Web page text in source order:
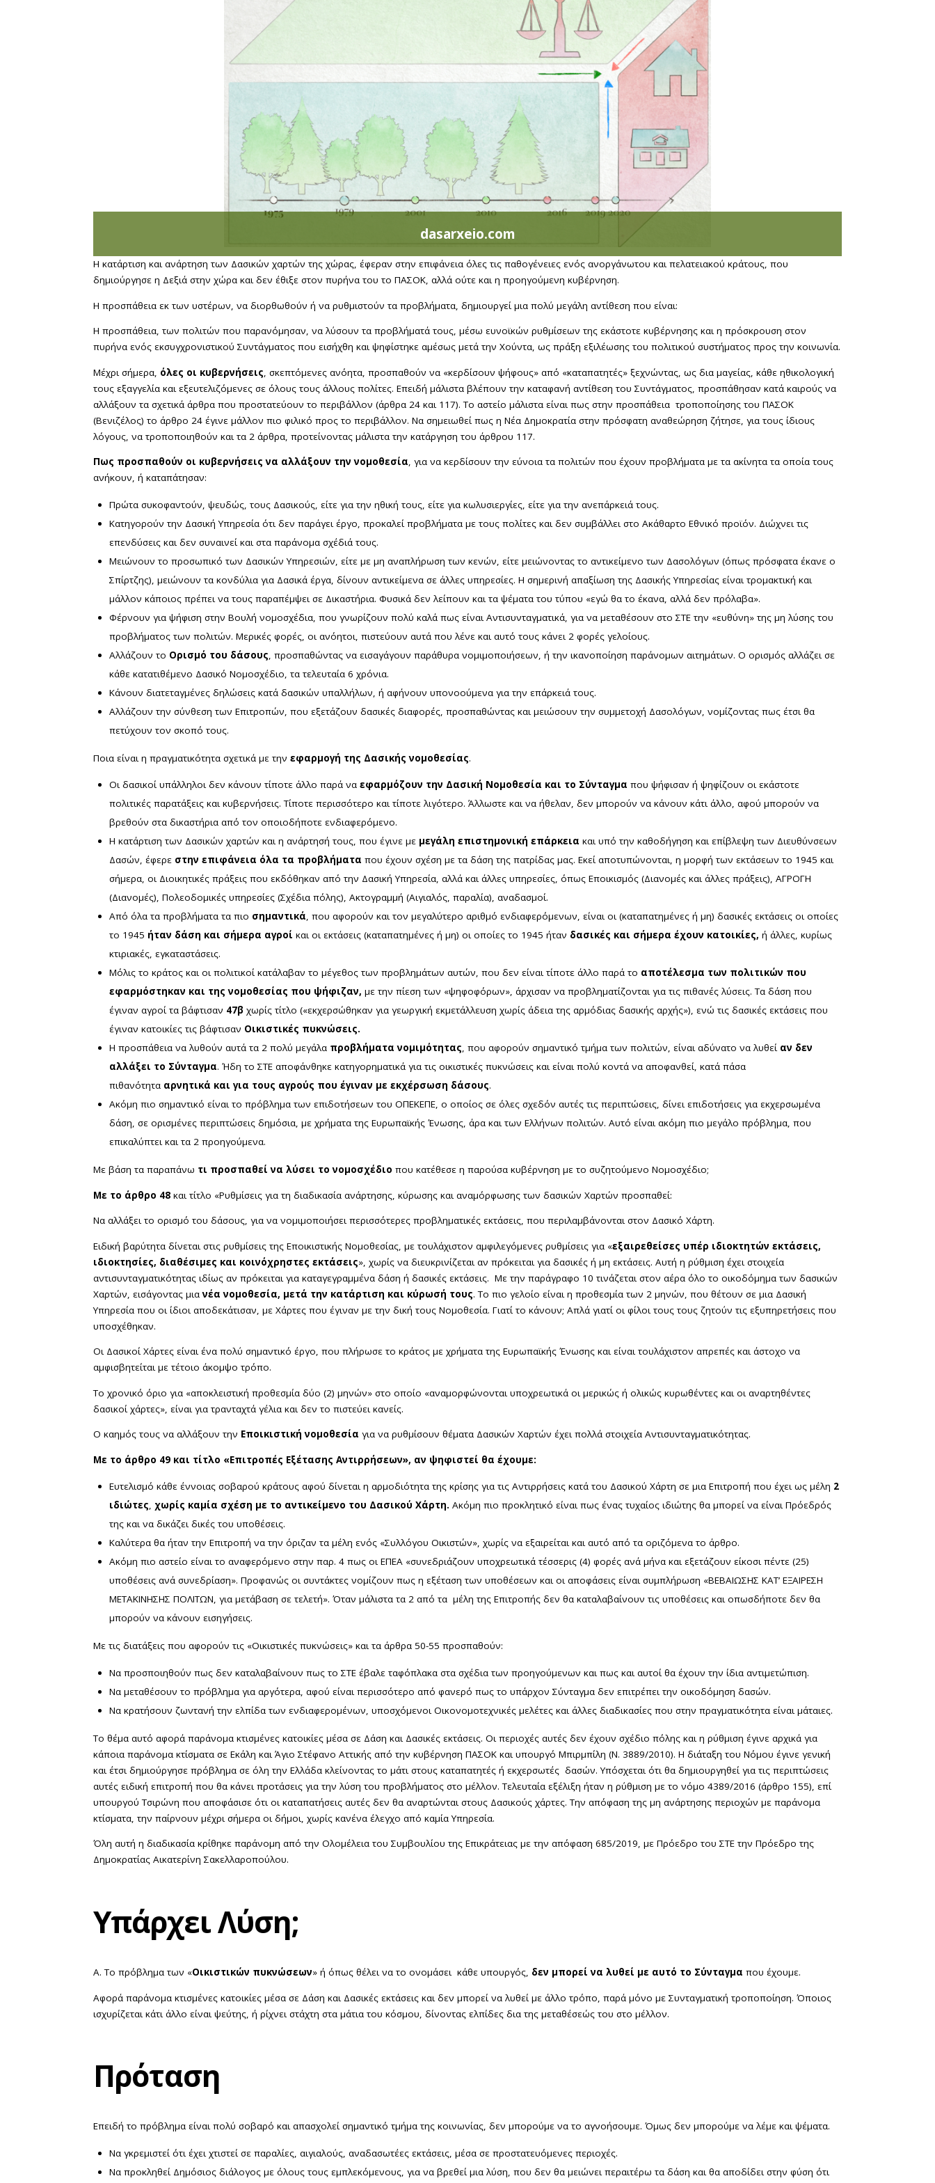
dasarxeio.com
Η κατάρτιση και ανάρτηση των Δασικών χαρτών της χώρας, έφεραν στην επιφάνεια όλες τις παθογένειες ενός ανοργάνωτου και πελατειακού κράτους, που
δημιούργησε η Δεξιά στην χώρα και δεν έθιξε στον πυρήνα του το ΠΑΣΟΚ, αλλά ούτε και η προηγούμενη κυβέρνηση.
Η προσπάθεια εκ των υστέρων, να διορθωθούν ή να ρυθμιστούν τα προβλήματα, δημιουργεί μια πολύ μεγάλη αντίθεση που είναι:
Η προσπάθεια, των πολιτών που παρανόμησαν, να λύσουν τα προβλήματά τους, μέσω ευνοϊκών ρυθμίσεων της εκάστοτε κυβέρνησης και η πρόσκρουση στον
πυρήνα ενός εκσυγχρονιστικού Συντάγματος που εισήχθη και ψηφίστηκε αμέσως μετά την Χούντα, ως πράξη εξιλέωσης του πολιτικού συστήματος προς την κοινωνία.
Μέχρι σήμερα, όλες οι κυβερνήσεις, σκεπτόμενες ανόητα, προσπαθούν να «κερδίσουν ψήφους» από «καταπατητές» ξεχνώντας, ως δια μαγείας, κάθε ηθικολογική
τους εξαγγελία και εξευτελιζόμενες σε όλους τους άλλους πολίτες. Επειδή μάλιστα βλέπουν την καταφανή αντίθεση του Συντάγματος, προσπάθησαν κατά καιρούς να
αλλάξουν τα σχετικά άρθρα που προστατεύουν το περιβάλλον (άρθρα 24 και 117). Το αστείο μάλιστα είναι πως στην προσπάθεια τροποποίησης του ΠΑΣΟΚ
(Βενιζέλος) το άρθρο 24 έγινε μάλλον πιο φιλικό προς το περιβάλλον. Να σημειωθεί πως η Νέα Δημοκρατία στην πρόσφατη αναθεώρηση ζήτησε, για τους ίδιους
λόγους, να τροποποιηθούν και τα 2 άρθρα, προτείνοντας μάλιστα την κατάργηση του άρθρου 117.
Πως προσπαθούν οι κυβερνήσεις να αλλάξουν την νομοθεσία, για να κερδίσουν την εύνοια τα πολιτών που έχουν προβλήματα με τα ακίνητα τα οποία τους
ανήκουν, ή καταπάτησαν:
Πρώτα συκοφαντούν, ψευδώς, τους Δασικούς, είτε για την ηθική τους, είτε για κωλυσιεργίες, είτε για την ανεπάρκειά τους.
Κατηγορούν την Δασική Υπηρεσία ότι δεν παράγει έργο, προκαλεί προβλήματα με τους πολίτες και δεν συμβάλλει στο Ακάθαρτο Εθνικό προϊόν. Διώχνει τις
επενδύσεις και δεν συναινεί και στα παράνομα σχέδιά τους.
Μειώνουν το προσωπικό των Δασικών Υπηρεσιών, είτε με μη αναπλήρωση των κενών, είτε μειώνοντας το αντικείμενο των Δασολόγων (όπως πρόσφατα έκανε ο
Σπίρτζης), μειώνουν τα κονδύλια για Δασικά έργα, δίνουν αντικείμενα σε άλλες υπηρεσίες. Η σημερινή απαξίωση της Δασικής Υπηρεσίας είναι τρομακτική και
μάλλον κάποιος πρέπει να τους παραπέμψει σε Δικαστήρια. Φυσικά δεν λείπουν και τα ψέματα του τύπου «εγώ θα το έκανα, αλλά δεν πρόλαβα».
Φέρνουν για ψήφιση στην Βουλή νομοσχέδια, που γνωρίζουν πολύ καλά πως είναι Αντισυνταγματικά, για να μεταθέσουν στο ΣΤΕ την «ευθύνη» της μη λύσης του
προβλήματος των πολιτών. Μερικές φορές, οι ανόητοι, πιστεύουν αυτά που λένε και αυτό τους κάνει 2 φορές γελοίους.
Αλλάζουν το Ορισμό του δάσους, προσπαθώντας να εισαγάγουν παράθυρα νομιμοποιήσεων, ή την ικανοποίηση παράνομων αιτημάτων. Ο ορισμός αλλάζει σε
κάθε κατατιθέμενο Δασικό Νομοσχέδιο, τα τελευταία 6 χρόνια.
Κάνουν διατεταγμένες δηλώσεις κατά δασικών υπαλλήλων, ή αφήνουν υπονοούμενα για την επάρκειά τους.
Αλλάζουν την σύνθεση των Επιτροπών, που εξετάζουν δασικές διαφορές, προσπαθώντας και μειώσουν την συμμετοχή Δασολόγων, νομίζοντας πως έτσι θα
πετύχουν τον σκοπό τους.
Ποια είναι η πραγματικότητα σχετικά με τηνεφαρμογή της Δασικής νομοθεσίας.
Οι δασικοί υπάλληλοι δεν κάνουν τίποτε άλλο παρά να εφαρμόζουν την Δασική Νομοθεσία και το Σύνταγμα που ψήφισαν ή ψηφίζουν οι εκάστοτε
πολιτικές παρατάξεις και κυβερνήσεις. Τίποτε περισσότερο και τίποτε λιγότερο. Άλλωστε και να ήθελαν, δεν μπορούν να κάνουν κάτι άλλο, αφού μπορούν να
βρεθούν στα δικαστήρια από τον οποιοδήποτε ενδιαφερόμενο.
Η κατάρτιση των Δασικών χαρτών και η ανάρτησή τους, που έγινε με μεγάλη επιστημονική επάρκεια και υπό την καθοδήγηση και επίβλεψη των Διευθύνσεων
Δασών, έφερε στην επιφάνεια όλα τα προβλήματα που έχουν σχέση με τα δάση της πατρίδας μας. Εκεί αποτυπώνονται, η μορφή των εκτάσεων το 1945 και
σήμερα, οι Διοικητικές πράξεις που εκδόθηκαν από την Δασική Υπηρεσία, αλλά και άλλες υπηρεσίες, όπως Εποικισμός (Διανομές και άλλες πράξεις), ΑΓΡΟΓΗ
(Διανομές), Πολεοδομικές υπηρεσίες (Σχέδια πόλης), Ακτογραμμή (Αιγιαλός, παραλία), αναδασμοί.
Από όλα τα προβλήματα τα πιο σημαντικά, που αφορούν και τον μεγαλύτερο αριθμό ενδιαφερόμενων, είναι οι (καταπατημένες ή μη) δασικές εκτάσεις οι οποίες
το 1945 ήταν δάση και σήμερα αγροί και οι εκτάσεις (καταπατημένες ή μη) οι οποίες το 1945 ήταν δασικές και σήμερα έχουν κατοικίες, ή άλλες, κυρίως
κτιριακές, εγκαταστάσεις.
Μόλις το κράτος και οι πολιτικοί κατάλαβαν το μέγεθος των προβλημάτων αυτών, που δεν είναι τίποτε άλλο παρά το αποτέλεσμα των πολιτικών που
εφαρμόστηκαν και της νομοθεσίας που ψήφιζαν, με την πίεση των «ψηφοφόρων», άρχισαν να προβληματίζονται για τις πιθανές λύσεις. Τα δάση που
έγιναν αγροί τα βάφτισαν 47β χωρίς τίτλο («εκχερσώθηκαν για γεωργική εκμετάλλευση χωρίς άδεια της αρμόδιας δασικής αρχής»), ενώ τις δασικές εκτάσεις που
έγιναν κατοικίες τις βάφτισαν Οικιστικές πυκνώσεις.
Η προσπάθεια να λυθούν αυτά τα 2 πολύ μεγάλα προβλήματα νομιμότητας, που αφορούν σημαντικό τμήμα των πολιτών, είναι αδύνατο να λυθεί αν δεν
αλλάξει το Σύνταγμα. Ήδη το ΣΤΕ αποφάνθηκε κατηγορηματικά για τις οικιστικές πυκνώσεις και είναι πολύ κοντά να αποφανθεί, κατά πάσα
πιθανότητα αρνητικά και για τους αγρούς που έγιναν με εκχέρσωση δάσους.
Ακόμη πιο σημαντικό είναι το πρόβλημα των επιδοτήσεων του ΟΠΕΚΕΠΕ, ο οποίος σε όλες σχεδόν αυτές τις περιπτώσεις, δίνει επιδοτήσεις για εκχερσωμένα
δάση, σε ορισμένες περιπτώσεις δημόσια, με χρήματα της Ευρωπαϊκής Ένωσης, άρα και των Ελλήνων πολιτών. Αυτό είναι ακόμη πιο μεγάλο πρόβλημα, που
επικαλύπτει και τα 2 προηγούμενα.
Με βάση τα παραπάνω τι προσπαθεί να λύσει το νομοσχέδιο που κατέθεσε η παρούσα κυβέρνηση με το συζητούμενο Νομοσχέδιο;
Με το άρθρο 48 και τίτλο «Ρυθμίσεις για τη διαδικασία ανάρτησης, κύρωσης και αναμόρφωσης των δασικών Χαρτών προσπαθεί:
Να αλλάξει το ορισμό του δάσους, για να νομιμοποιήσει περισσότερες προβληματικές εκτάσεις, που περιλαμβάνονται στον Δασικό Χάρτη.
Ειδική βαρύτητα δίνεται στις ρυθμίσεις της Εποικιστικής Νομοθεσίας, με τουλάχιστον αμφιλεγόμενες ρυθμίσεις για «εξαιρεθείσες υπέρ ιδιοκτητών εκτάσεις,
ιδιοκτησίες, διαθέσιμες και κοινόχρηστες εκτάσεις», χωρίς να διευκρινίζεται αν πρόκειται για δασικές ή μη εκτάσεις. Αυτή η ρύθμιση έχει στοιχεία
αντισυνταγματικότητας ιδίως αν πρόκειται για καταγεγραμμένα δάση ή δασικές εκτάσεις. Με την παράγραφο 10 τινάζεται στον αέρα όλο το οικοδόμημα των δασικών
Χαρτών, εισάγοντας μιανέα νομοθεσία, μετά την κατάρτιση και κύρωσή τους. Το πιο γελοίο είναι η προθεσμία των 2 μηνών, που θέτουν σε μια Δασική
Υπηρεσία που οι ίδιοι αποδεκάτισαν, με Χάρτες που έγιναν με την δική τους Νομοθεσία. Γιατί το κάνουν; Απλά γιατί οι φίλοι τους τους ζητούν τις εξυπηρετήσεις που
υποσχέθηκαν.
Οι Δασικοί Χάρτες είναι ένα πολύ σημαντικό έργο, που πλήρωσε το κράτος με χρήματα της Ευρωπαϊκής Ένωσης και είναι τουλάχιστον απρεπές και άστοχο να
αμφισβητείται με τέτοιο άκομψο τρόπο.
Το χρονικό όριο για «αποκλειστική προθεσμία δύο (2) μηνών» στο οποίο «αναμορφώνονται υποχρεωτικά οι μερικώς ή ολικώς κυρωθέντες και οι αναρτηθέντες
δασικοί χάρτες», είναι για τρανταχτά γέλια και δεν το πιστεύει κανείς.
Ο καημός τους να αλλάξουν την Εποικιστική νομοθεσία για να ρυθμίσουν θέματα Δασικών Χαρτών έχει πολλά στοιχεία Αντισυνταγματικότητας.
Με το άρθρο 49 και τίτλο «Επιτροπές Εξέτασης Αντιρρήσεων», αν ψηφιστεί θα έχουμε:
Ευτελισμό κάθε έννοιας σοβαρού κράτους αφού δίνεται η αρμοδιότητα της κρίσης για τις Αντιρρήσεις κατά του Δασικού Χάρτη σε μια Επιτροπή που έχει ως μέλη 2
ιδιώτες, χωρίς καμία σχέση με το αντικείμενο του Δασικού Χάρτη. Ακόμη πιο προκλητικό είναι πως ένας τυχαίος ιδιώτης θα μπορεί να είναι Πρόεδρός
της και να δικάζει δικές του υποθέσεις.
Καλύτερα θα ήταν την Επιτροπή να την όριζαν τα μέλη ενός «Συλλόγου Οικιστών», χωρίς να εξαιρείται και αυτό από τα οριζόμενα το άρθρο.
Ακόμη πιο αστείο είναι το αναφερόμενο στην παρ. 4 πως οι ΕΠΕΑ «συνεδριάζουν υποχρεωτικά τέσσερις (4) φορές ανά μήνα και εξετάζουν είκοσι πέντε (25)
υποθέσεις ανά συνεδρίαση». Προφανώς οι συντάκτες νομίζουν πως η εξέταση των υποθέσεων και οι αποφάσεις είναι συμπλήρωση «ΒΕΒΑΙΩΣΗΣ ΚΑΤ’ ΕΞΑΙΡΕΣΗ
ΜΕΤΑΚΙΝΗΣΗΣ ΠΟΛΙΤΩΝ, για μετάβαση σε τελετή». Όταν μάλιστα τα 2 από τα μέλη της Επιτροπής δεν θα καταλαβαίνουν τις υποθέσεις και οπωσδήποτε δεν θα
μπορούν να κάνουν εισηγήσεις.
Με τις διατάξεις που αφορούν τις «Οικιστικές πυκνώσεις» και τα άρθρα 50-55 προσπαθούν:
Να προσποιηθούν πως δεν καταλαβαίνουν πως το ΣΤΕ έβαλε ταφόπλακα στα σχέδια των προηγούμενων και πως και αυτοί θα έχουν την ίδια αντιμετώπιση.
Να μεταθέσουν το πρόβλημα για αργότερα, αφού είναι περισσότερο από φανερό πως το υπάρχον Σύνταγμα δεν επιτρέπει την οικοδόμηση δασών.
Να κρατήσουν ζωντανή την ελπίδα των ενδιαφερομένων, υποσχόμενοι Οικονομοτεχνικές μελέτες και άλλες διαδικασίες που στην πραγματικότητα είναι μάταιες.
Το θέμα αυτό αφορά παράνομα κτισμένες κατοικίες μέσα σε Δάση και Δασικές εκτάσεις. Οι περιοχές αυτές δεν έχουν σχέδιο πόλης και η ρύθμιση έγινε αρχικά για
κάποια παράνομα κτίσματα σε Εκάλη και Άγιο Στέφανο Αττικής από την κυβέρνηση ΠΑΣΟΚ και υπουργό Μπιρμπίλη (Ν. 3889/2010). Η διάταξη του Νόμου έγινε γενική
και έτσι δημιούργησε πρόβλημα σε όλη την Ελλάδα κλείνοντας το μάτι στους καταπατητές ή εκχερσωτές δασών. Υπόσχεται ότι θα δημιουργηθεί για τις περιπτώσεις
αυτές ειδική επιτροπή που θα κάνει προτάσεις για την λύση του προβλήματος στο μέλλον. Τελευταία εξέλιξη ήταν η ρύθμιση με το νόμο 4389/2016 (άρθρο 155), επί
υπουργού Τσιρώνη που αποφάσισε ότι οι καταπατήσεις αυτές δεν θα αναρτώνται στους Δασικούς χάρτες. Την απόφαση της μη ανάρτησης περιοχών με παράνομα
κτίσματα, την παίρνουν μέχρι σήμερα οι δήμοι, χωρίς κανένα έλεγχο από καμία Υπηρεσία.
Όλη αυτή η διαδικασία κρίθηκε παράνομη από την Ολομέλεια του Συμβουλίου της Επικράτειας με την απόφαση 685/2019, με Πρόεδρο του ΣΤΕ την Πρόεδρο της
Δημοκρατίας Αικατερίνη Σακελλαροπούλου.
Υπάρχει Λύση;
Α. Το πρόβλημα των «Οικιστικών πυκνώσεων» ή όπως θέλει να το ονομάσει κάθε υπουργός, δεν μπορεί να λυθεί με αυτό το Σύνταγμαπου έχουμε.
Αφορά παράνομα κτισμένες κατοικίες μέσα σε Δάση και Δασικές εκτάσεις και δεν μπορεί να λυθεί με άλλο τρόπο, παρά μόνο με Συνταγματική τροποποίηση. Όποιος
ισχυρίζεται κάτι άλλο είναι ψεύτης, ή ρίχνει στάχτη στα μάτια του κόσμου, δίνοντας ελπίδες δια της μεταθέσεώς του στο μέλλον.
Πρόταση
Επειδή το πρόβλημα είναι πολύ σοβαρό και απασχολεί σημαντικό τμήμα της κοινωνίας, δεν μπορούμε να το αγνοήσουμε. Όμως δεν μπορούμε να λέμε και ψέματα.
Να γκρεμιστεί ότι έχει χτιστεί σε παραλίες, αιγιαλούς, αναδασωτέες εκτάσεις, μέσα σε προστατευόμενες περιοχές.
Να προκληθεί Δημόσιος διάλογος με όλους τους εμπλεκόμενους, για να βρεθεί μια λύση, που δεν θα μειώνει περαιτέρω τα δάση και θα αποδίδει στην φύση ότι